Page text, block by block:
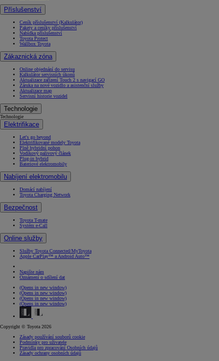
Příslušenství
Ceník příslušenství (Kalkulátor)
Pakety a ceníky příslušenství
Nabídka příslušenství
Toyota Protect
Wallbox Toyota
Zákaznická zóna
Online objednání do servisu
Kalkulátor servisních úkonů
Aktualizace zařízení Touch 2 s navigací GO
Záruka na nové vozidlo a asistenční služby
Aktualizace map
Servisní historie vozidel
Technologie
Technologie
Elektrifikace
Let's go beyond
Elektrifikované modely Toyota
Plně hybridní pohon
Vodíkový palivový článek
Plug-in hybrid
Bateriové elektromobily
Nabíjení elektromobilu
Domácí nabíjení
Toyota Charging Network
Bezpečnost
Toyota T-mate
Systém e-Call
Online služby
Služby Toyota Connected/MyToyota
Apple CarPlay™ a Android Auto™
Napište nám
Oznámení o sdílení dat
(Opens in new window)
(Opens in new window)
(Opens in new window)
(Opens in new window)
Copyright © Toyota 2026
Zásady používání souborů cookie
Podmínky pro uživatele
Pravidla pro zpracování Osobních údajů
Zásady ochrany osobních údajů